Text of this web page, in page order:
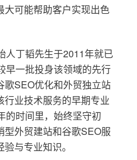
大可能帮助客户实现出色
人丁韬先生于2011年就已
早一批投身该领域的先行
SEO优化和外贸独立站
业技术服务的早期专业
的时间里，始终坚守初
型外贸建站和谷歌SEO服
与专业知识。